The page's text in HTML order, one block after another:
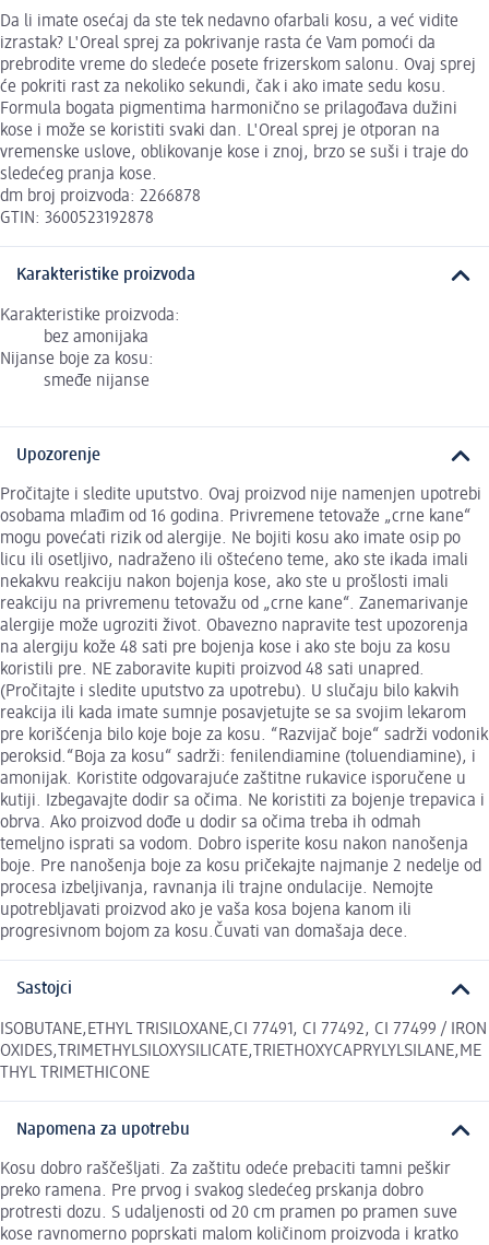
Da li imate osećaj da ste tek nedavno ofarbali kosu, a već vidite
izrastak? L'Oreal sprej za pokrivanje rasta će Vam pomoći da
prebrodite vreme do sledeće posete frizerskom salonu. Ovaj sprej
će pokriti rast za nekoliko sekundi, čak i ako imate sedu kosu.
Formula bogata pigmentima harmonično se prilagođava dužini
kose i može se koristiti svaki dan. L'Oreal sprej je otporan na
vremenske uslove, oblikovanje kose i znoj, brzo se suši i traje do
sledećeg pranja kose.
dm broj proizvoda: 2266878
GTIN: 3600523192878
Karakteristike proizvoda
Karakteristike proizvoda:
bez amonijaka
Nijanse boje za kosu:
smeđe nijanse
Upozorenje
Pročitajte i sledite uputstvo. Ovaj proizvod nije namenjen upotrebi
osobama mlađim od 16 godina. Privremene tetovaže „crne kane“
mogu povećati rizik od alergije. Ne bojiti kosu ako imate osip po
licu ili osetljivo, nadraženo ili oštećeno teme, ako ste ikada imali
nekakvu reakciju nakon bojenja kose, ako ste u prošlosti imali
reakciju na privremenu tetovažu od „crne kane“. Zanemarivanje
alergije može ugroziti život. Obavezno napravite test upozorenja
na alergiju kože 48 sati pre bojenja kose i ako ste boju za kosu
koristili pre. NE zaboravite kupiti proizvod 48 sati unapred.
(Pročitajte i sledite uputstvo za upotrebu). U slučaju bilo kakvih
reakcija ili kada imate sumnje posavjetujte se sa svojim lekarom
pre korišćenja bilo koje boje za kosu. “Razvijač boje“ sadrži vodonik
peroksid.“Boja za kosu“ sadrži: fenilendiamine (toluendiamine), i
amonijak. Koristite odgovarajuće zaštitne rukavice isporučene u
kutiji. Izbegavajte dodir sa očima. Ne koristiti za bojenje trepavica i
obrva. Ako proizvod dođe u dodir sa očima treba ih odmah
temeljno isprati sa vodom. Dobro isperite kosu nakon nanošenja
boje. Pre nanošenja boje za kosu pričekajte najmanje 2 nedelje od
procesa izbeljivanja, ravnanja ili trajne ondulacije. Nemojte
upotrebljavati proizvod ako je vaša kosa bojena kanom ili
progresivnom bojom za kosu.Čuvati van domašaja dece.
Sastojci
ISOBUTANE,ETHYL TRISILOXANE,CI 77491, CI 77492, CI 77499 / IRON
OXIDES,TRIMETHYLSILOXYSILICATE,TRIETHOXYCAPRYLYLSILANE,ME
THYL TRIMETHICONE
Napomena za upotrebu
Kosu dobro raščešljati. Za zaštitu odeće prebaciti tamni peškir
preko ramena. Pre prvog i svakog sledećeg prskanja dobro
protresti dozu. S udaljenosti od 20 cm pramen po pramen suve
kose ravnomerno poprskati malom količinom proizvoda i kratko